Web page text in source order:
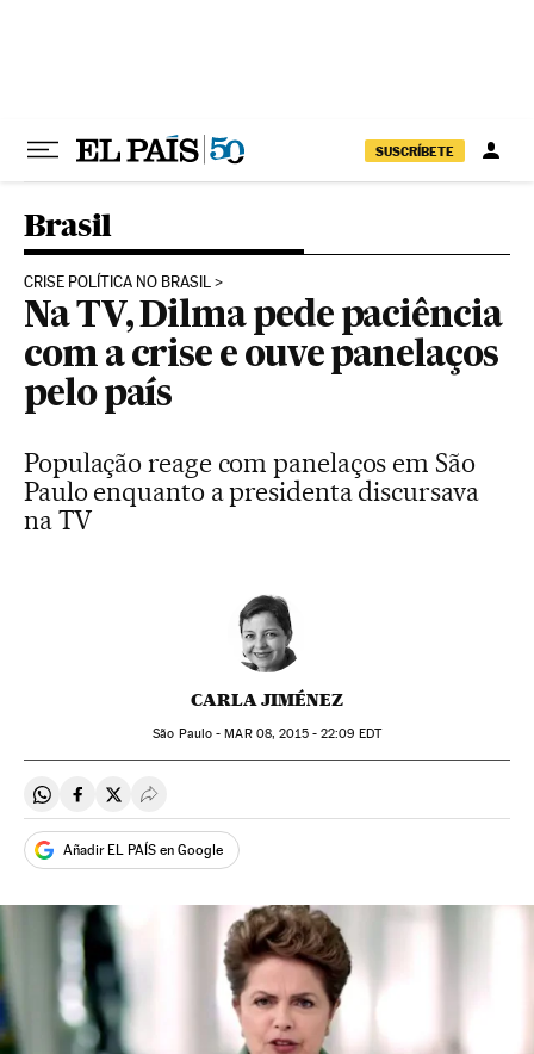
SUSCRÍBETE
Brasil
CRISE POLÍTICA NO BRASIL
Na TV, Dilma pede paciência
com a crise e ouve panelaços
pelo país
População reage com panelaços em São
Paulo enquanto a presidenta discursava
na TV
CARLA JIMÉNEZ
São Paulo -MAR08, 2015 - 22:09 EDT
Compartir en Whatsapp
Compartir en Facebook
Compartir en Twitter
Desplegar Redes Sociales
Añadir EL PAÍS en Google